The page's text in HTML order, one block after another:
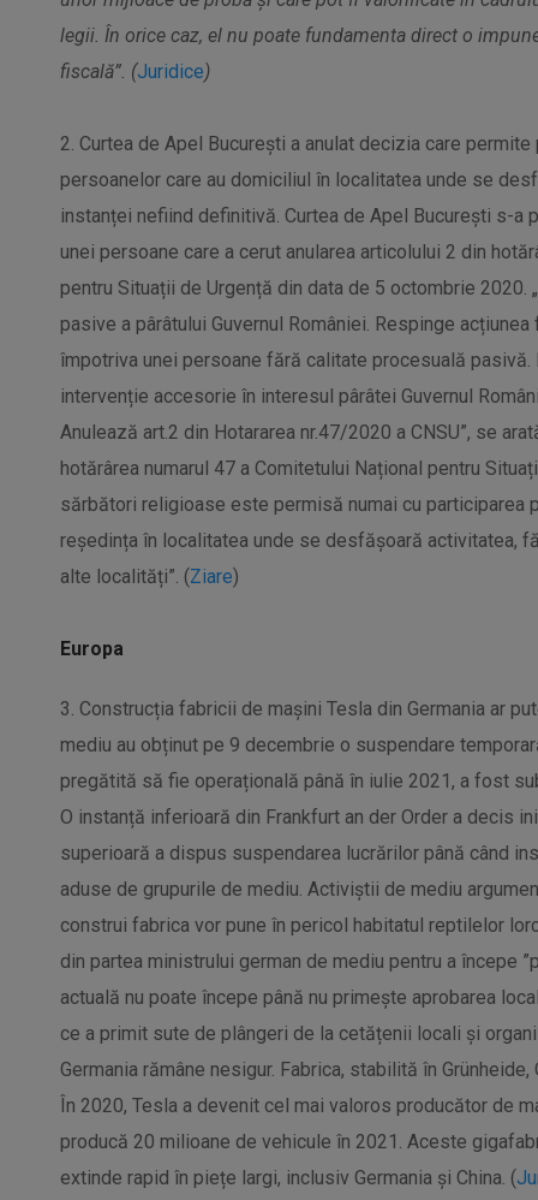
legii. În orice caz, el nu poate fundamenta direct o
fiscală”. (Juridice)
2. Curtea de Apel București a anulat decizia care
persoanelor care au domiciliul în localitatea unde se
instanței nefiind definitivă. Curtea de Apel București s-a
unei persoane care a cerut anularea articolului 2 din
pentru Situații de Urgență din data de 5 octombrie
pasive a pârâtului Guvernul României. Respinge
împotriva unei persoane fără calitate procesuală
intervenție accesorie în interesul pârâtei Guvernul
Anulează art.2 din Hotararea nr.47/2020 a CNSU”, se
hotărârea numarul 47 a Comitetului Național pentru
sărbători religioase este permisă numai cu participarea
reședința în localitatea unde se desfășoară activitatea,
alte localități”. (Ziare)
Europa
3. Construcția fabricii de mașini Tesla din Germania ar
mediu au obținut pe 9 decembrie o suspendare
pregătită să fie operațională până în iulie 2021, a fost
O instanță inferioară din Frankfurt an der Order a decis
superioară a dispus suspendarea lucrărilor până când
aduse de grupurile de mediu. Activiștii de mediu
construi fabrica vor pune în pericol habitatul reptilelor
din partea ministrului german de mediu pentru a începe
actuală nu poate începe până nu primește aprobarea
ce a primit sute de plângeri de la cetățenii locali și
Germania rămâne nesigur. Fabrica, stabilită în
În 2020, Tesla a devenit cel mai valoros producător de
producă 20 milioane de vehicule în 2021. Aceste
extinde rapid în piețe largi, inclusiv Germania și China. (